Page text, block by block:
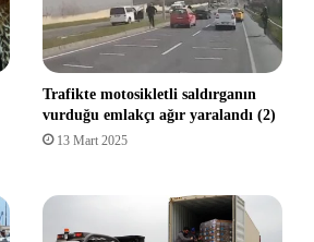
Trafikte motosikletli saldırganın
vurduğu emlakçı ağır yaralandı (2)
13 Mart 2025